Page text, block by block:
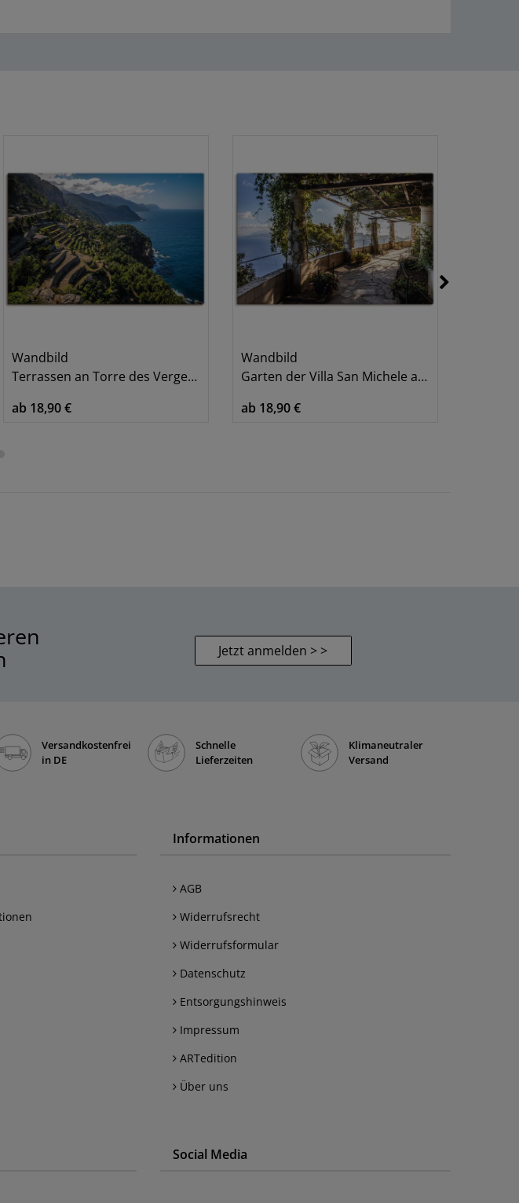
Wandbild
Terrassen an Torre des Verger, Mallorca
ab 18,90 €
Wandbild
Garten der Villa San Michele auf Capri
ab 18,90 €
Jetzt anmelden > >
Versandkostenfrei
in DE
Schnelle
Lieferzeiten
Klimaneutraler
Versand
Informationen
AGB
Widerrufsrecht
Widerrufsformular
Datenschutz
Entsorgungshinweis
Impressum
ARTedition
Über uns
Social Media